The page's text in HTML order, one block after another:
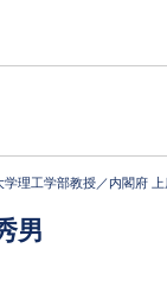
学理工学部教授／内閣府
男